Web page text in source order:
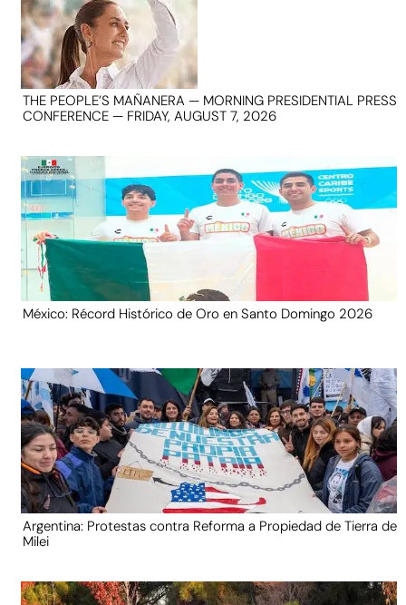
THE PEOPLE’S MAÑANERA — MORNING PRESIDENTIAL PRESS
CONFERENCE — FRIDAY, AUGUST 7, 2026
México: Récord Histórico de Oro en Santo Domingo 2026
Argentina: Protestas contra Reforma a Propiedad de Tierra de
Milei